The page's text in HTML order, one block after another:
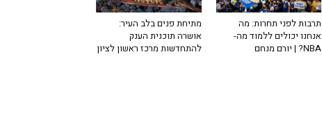
מתיחת פנים בלב העיר:
אושרה תוכנית הענק
להתחדשות מרכז ראשון לציון
תרבות לפני תחרות: מה
אנחנו יכולים ללמוד מה-
NBA? | יורם מנחם